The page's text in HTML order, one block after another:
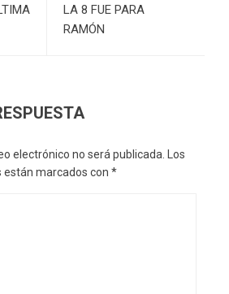
LA 8 FUE PARA
RAMÓN
electrónico no será publicada. Los
marcados con *